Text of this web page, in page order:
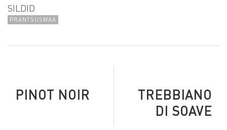
SILDID
PRANTSUSMAA
TREBBIANO
DI SOAVE
PINOT NOIR